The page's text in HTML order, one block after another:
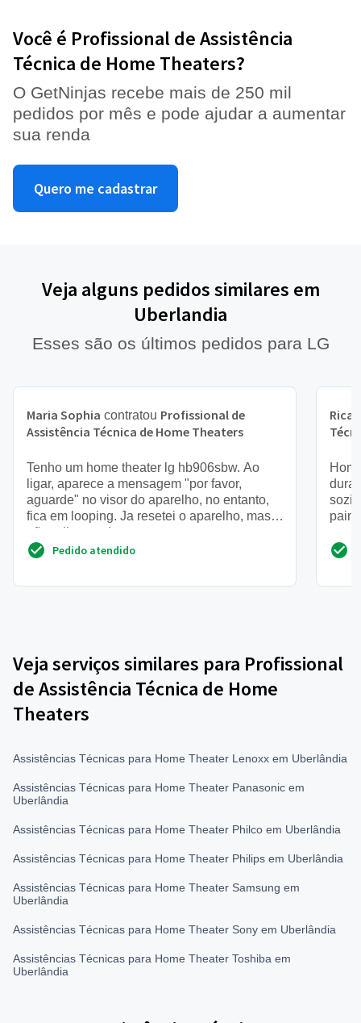
Você é Profissional de Assistência
Técnica de Home Theaters?
O GetNinjas recebe mais de 250 mil
pedidos por mês e pode ajudar a aumentar
sua renda
Quero me cadastrar
Veja alguns pedidos similares em
Uberlandia
Esses são os últimos pedidos para LG
Maria Sophia contratou Profissional de
Assistência Técnica de Home Theaters
Tenho um home theater lg hb906sbw. Ao
ligar, aparece a mensagem "por favor,
aguarde" no visor do aparelho, no entanto,
fica em looping. Ja resetei o aparelho, mas
não adiantou. Isso ocorr...
Pedido atendido
Veja serviços similares para Profissional
de Assistência Técnica de Home
Theaters
Assistências Técnicas para Home Theater Lenoxx em Uberlândia
Assistências Técnicas para Home Theater Panasonic em
Uberlândia
Assistências Técnicas para Home Theater Philco em Uberlândia
Assistências Técnicas para Home Theater Philips em Uberlândia
Assistências Técnicas para Home Theater Samsung em
Uberlândia
Assistências Técnicas para Home Theater Sony em Uberlândia
Assistências Técnicas para Home Theater Toshiba em
Uberlândia